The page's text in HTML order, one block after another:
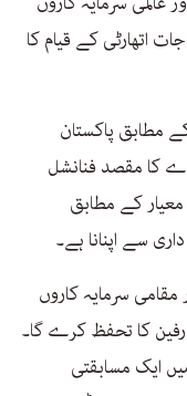
اتھارٹی کے قیام کا
مطابق پاکستان
کا مقصد فنانشل
کے مطابق
سے اپنانا ہے۔
سرمایہ کاروں
کا تحفظ کرے گا۔
ایک مسابقتی